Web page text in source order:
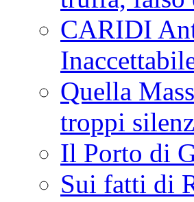
CARIDI
Quella
troppi
Il Porto di
Sui fatti di